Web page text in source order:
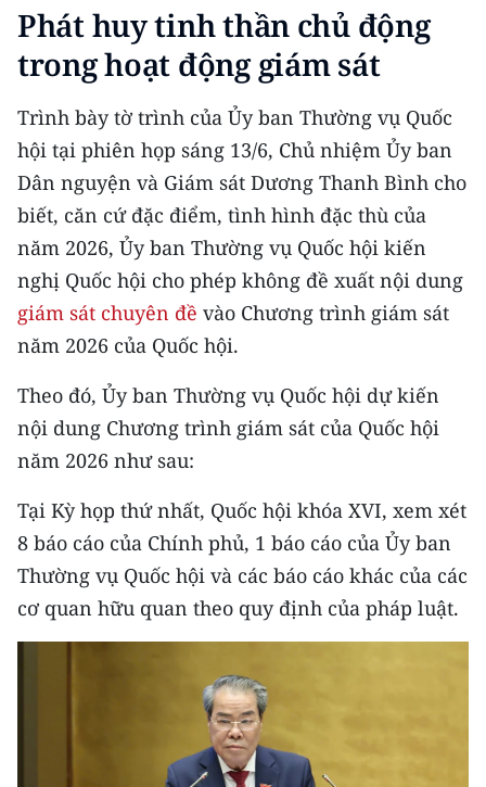
Y TẾ
MÔI TRƯỜNG
BẠN ĐỌC
KIỂM CHỨNG THÔNG TIN
TRI THỨC CHUYÊN SÂU
54 DÂN TỘC VIỆT NAM
CHƯƠNG TRÌNH OCOP - MỖI XÃ
MỘT SẢN PHẨM
RADIO
MEDIA CENTER
E-Magazine
Phát huy tinh thần chủ động
trong hoạt động giám sát
Trình bày tờ trình của Ủy ban Thường vụ Quốc
hội tại phiên họp sáng 13/6, Chủ nhiệm Ủy ban
Dân nguyện và Giám sát Dương Thanh Bình cho
biết, căn cứ đặc điểm, tình hình đặc thù của
năm 2026, Ủy ban Thường vụ Quốc hội kiến
nghị Quốc hội cho phép không đề xuất nội dung
giám sát chuyên đề vào Chương trình giám sát
năm 2026 của Quốc hội.
Theo đó, Ủy ban Thường vụ Quốc hội dự kiến
nội dung Chương trình giám sát của Quốc hội
năm 2026 như sau:
Tại Kỳ họp thứ nhất, Quốc hội khóa XVI, xem xét
8 báo cáo của Chính phủ, 1 báo cáo của Ủy ban
Thường vụ Quốc hội và các báo cáo khác của các
cơ quan hữu quan theo quy định của pháp luật.